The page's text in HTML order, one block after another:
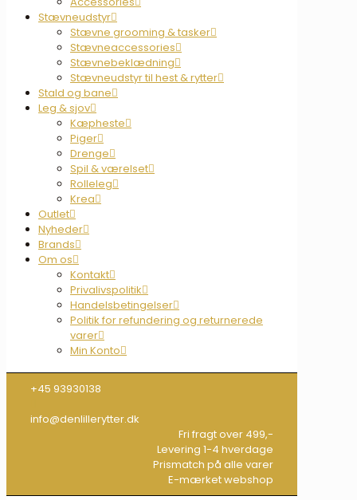
Stævneudstyr
Stævne grooming & tasker
Stævneaccessories
Stævnebeklædning
Stævneudstyr til hest & rytter
Stald og bane
Leg & sjov
Kæpheste
Piger
Drenge
Spil & værelset
Rolleleg
Krea
Outlet
Nyheder
Brands
Om os
Kontakt
Privalivspolitik
Handelsbetingelser
Politik for refundering og returnerede
varer
Min Konto
+45 93930138
info@denlillerytter.dk
Fri fragt over 499,-
Levering 1-4 hverdage
Prismatch på alle varer
E-mærket webshop